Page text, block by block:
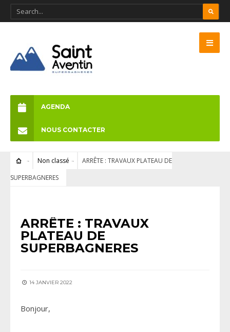
AGENDA
NOUS CONTACTER
Non classé
ARRÊTE : TRAVAUX PLATEAU DE
SUPERBAGNERES
ARRÊTE : TRAVAUX
PLATEAU DE
SUPERBAGNERES
14 JANVIER 2022
Bonjour,